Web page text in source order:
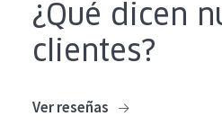
Crema de día
Crema de noche
¿Qué dicen
clientes?
Ver reseñas